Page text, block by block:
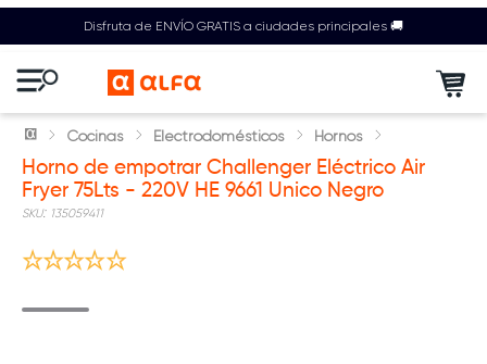
Disfruta de ENVÍO GRATIS a ciudades principales 🚚
Cocinas Electrodomésticos Hornos
Horno de empotrar Challenger Eléctrico Air
Fryer 75Lts - 220V HE 9661 Unico Negro
: 135059411